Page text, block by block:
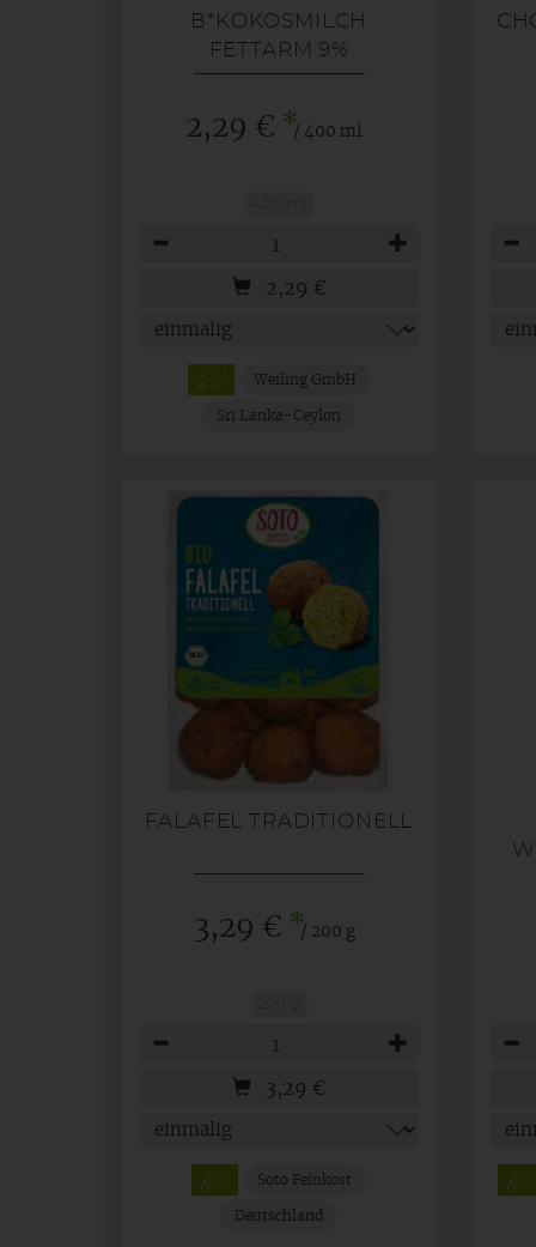
B*KOKOSMILCH
FETTARM 9%
2,29 € */ 400 ml
2,29 €
Weiling GmbH
Sri Lanka-Ceylon
FALAFEL TRADITIONELL
3,29 € */ 200 g
3,29 €
Soto Feinkost
Deutschland